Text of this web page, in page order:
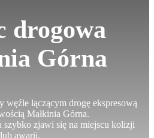
drogowa
Górna
węźle łączącym drogę ekspresową
Małkinia Górna.
szybko zjawi się na miejscu kolizji
lub awarii.